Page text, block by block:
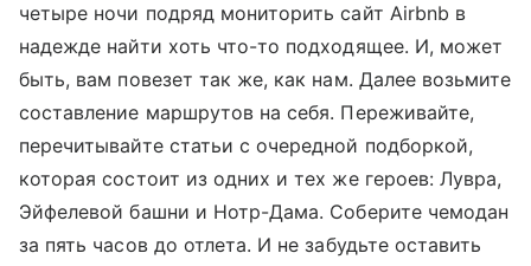
четыре ночи подряд мониторить сайт Airbnb в
надежде найти хоть что-то подходящее. И, может
быть, вам повезет так же, как нам. Далее возьмите
составление маршрутов на себя. Переживайте,
перечитывайте статьи с очередной подборкой,
которая состоит из одних и тех же героев: Лувра,
Эйфелевой башни и Нотр-Дама. Соберите чемодан
за пять часов до отлета. И не забудьте оставить